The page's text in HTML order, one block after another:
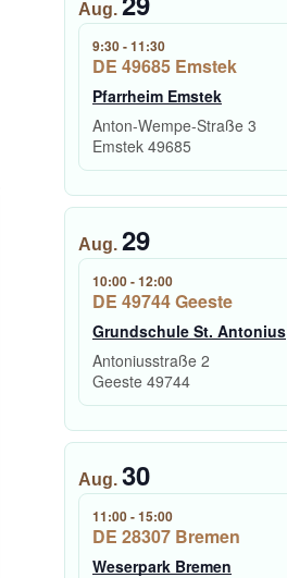
Aug.
9:30-11:30
DE 49685 Emstek
Pfarrheim Emstek
Anton-Wempe-Straße 3
Emstek 49685
Aug. 29
10:00-12:00
DE 49744 Geeste
Grundschule St. Antonius
Antoniusstraße 2
Geeste 49744
Aug. 30
11:00-15:00
DE 28307 Bremen
Weserpark Bremen